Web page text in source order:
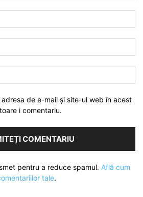
de e-mail și site-ul web în acest
i comentariu.
pentru a reduce spamul. Află cum
tale.